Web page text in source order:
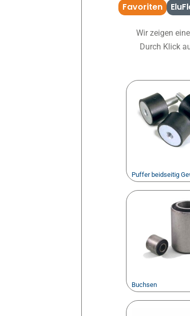
Favoriten
Wir zeigen
Durch Klick
Puffer beidseitig
Buchsen